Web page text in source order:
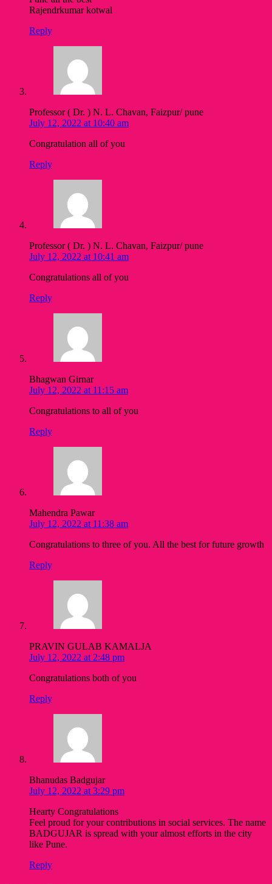
Rajendrkumar kotwal
Reply
Professor ( Dr. ) N. L. Chavan, Faizpur/ pune
July 12, 2022 at 10:40 am
Congratulation all of you
Reply
Professor ( Dr. ) N. L. Chavan, Faizpur/ pune
July 12, 2022 at 10:41 am
Congratulations all of you
Reply
Bhagwan Girnar
July 12, 2022 at 11:15 am
Congratulations to all of you
Reply
Mahendra Pawar
July 12, 2022 at 11:38 am
Congratulations to three of you. All the best for future growth
Reply
PRAVIN GULAB KAMALJA
July 12, 2022 at 2:48 pm
Congratulations both of you
Reply
Bhanudas Badgujar
July 12, 2022 at 3:29 pm
Hearty Congratulations
Feel proud for your contributions in social services. The name
BADGUJAR is spread with your almost efforts in the city
like Pune.
Reply